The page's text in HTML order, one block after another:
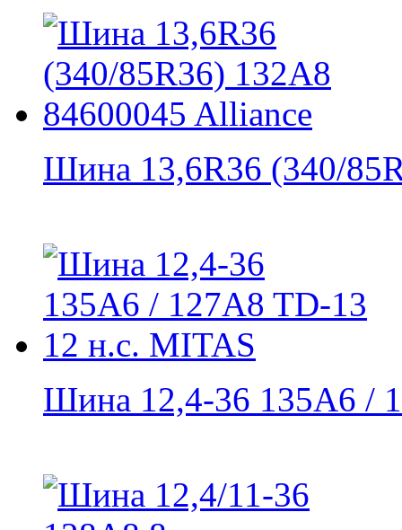
Шина 13,6R36 (340/
Шина 12,4-36 135A6 /